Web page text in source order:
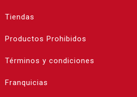
Tiendas
Productos Prohibidos
Términos y condiciones
Franquicias